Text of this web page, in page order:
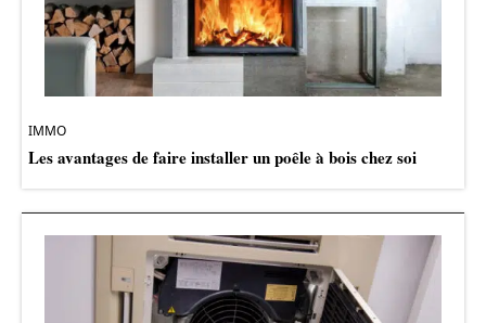
IMMO
Les avantages de faire installer un poêle à bois chez soi